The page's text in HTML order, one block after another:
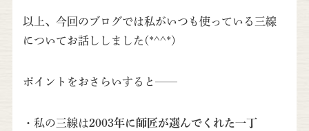
以上、今回のブログでは私がいつも使っている三線
についてお話ししました(*^^*)
ポイントをおさらいすると──
・私の三線は2003年に師匠が選んでくれた一丁